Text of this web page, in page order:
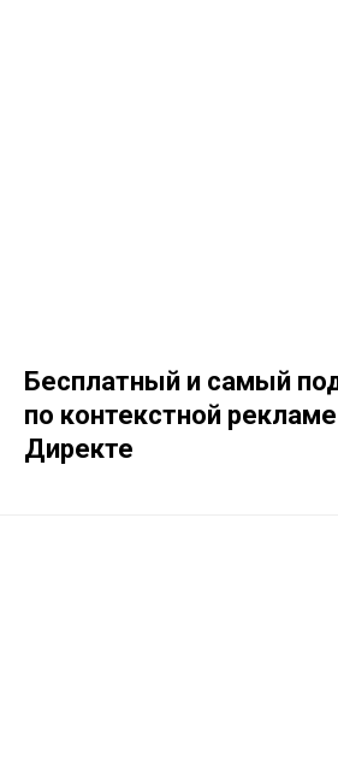
Бесплатный и самый
по контекстной
Директе